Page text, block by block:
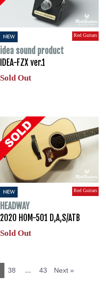
NEW Red Guitars
idea sound product
IDEA-FZX ver.1
Sold Out
NEW Red Guitars
HEADWAY
2020 HOM-501 D,A,S/ATB
Sold Out
38 ... 43 Next »